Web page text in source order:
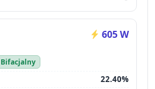
605 W
Bifacjalny
22.40%